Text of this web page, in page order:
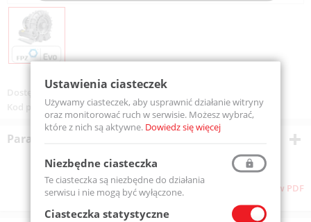
Dostępność:Na zamówienie
Kod produktu:SE08TD50+0000
Parametry techniczne
Pliki do pobrania Pobierz stronę w PDF
Ustawienia ciasteczek
Używamy ciasteczek, aby usprawnić działanie witryny
oraz monitorować ruch w serwisie. Możesz wybrać,
które z nich są aktywne. Dowiedz się więcej
Niezbędne ciasteczka
Te ciasteczka są niezbędne do działania
serwisu i nie mogą być wyłączone.
Ciasteczka statystyczne